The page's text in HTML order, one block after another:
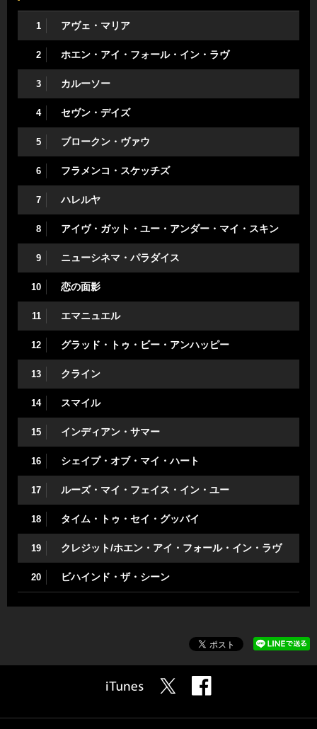
1 アヴェ・マリア
2 ホエン・アイ・フォール・イン・ラヴ
3 カルーソー
4 セヴン・デイズ
5 ブロークン・ヴァウ
6 フラメンコ・スケッチズ
7 ハレルヤ
8 アイヴ・ガット・ユー・アンダー・マイ・スキン
9 ニューシネマ・パラダイス
10 恋の面影
11 エマニュエル
12 グラッド・トゥ・ビー・アンハッピー
13 クライン
14 スマイル
15 インディアン・サマー
16 シェイプ・オブ・マイ・ハート
17 ルーズ・マイ・フェイス・イン・ユー
18 タイム・トゥ・セイ・グッバイ
19 クレジット/ホエン・アイ・フォール・イン・ラヴ
20 ビハインド・ザ・シーン